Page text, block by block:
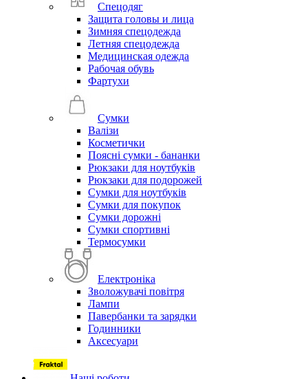
Спецодяг
Защита головы и лица
Зимняя спецодежда
Летняя спецодежда
Медицинская одежда
Рабочая обувь
Фартухи
Сумки
Валізи
Косметички
Поясні сумки - бананки
Рюкзаки для ноутбуків
Рюкзаки для подорожей
Сумки для ноутбуків
Сумки для покупок
Сумки дорожні
Сумки спортивні
Термосумки
Електроніка
Зволожувачі повітря
Лампи
Павербанки та зарядки
Годинники
Аксесуари